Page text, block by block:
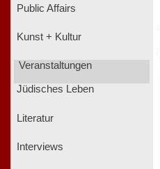
Public Affairs
Kunst + Kultur
Veranstaltungen
Jüdisches Leben
Literatur
Interviews